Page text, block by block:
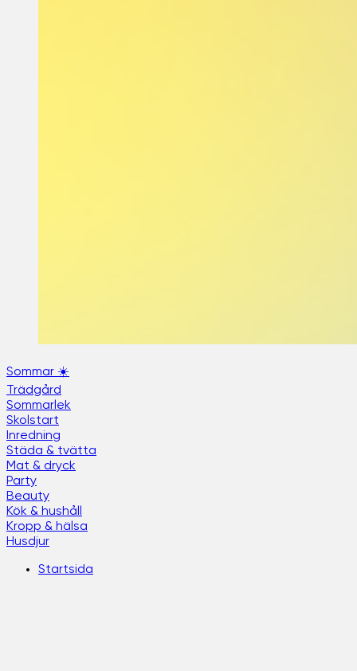
Sommar ☀️
Trädgård
Sommarlek
Skolstart
Inredning
Städa & tvätta
Mat & dryck
Party
Beauty
Kök & hushåll
Kropp & hälsa
Husdjur
Startsida